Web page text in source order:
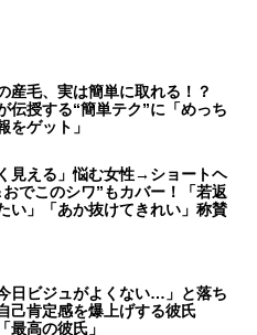
産毛、実は簡単に取れる！？
伝授する“簡単テク”に「めっち
をゲット」
見える」悩む女性→ショートヘ
でこのシワ”もカバー！「若返
い」「あか抜けてきれい」称賛
日ビジュがよくない…」と落ち
肯定感を爆上げする彼氏
最高の彼氏」